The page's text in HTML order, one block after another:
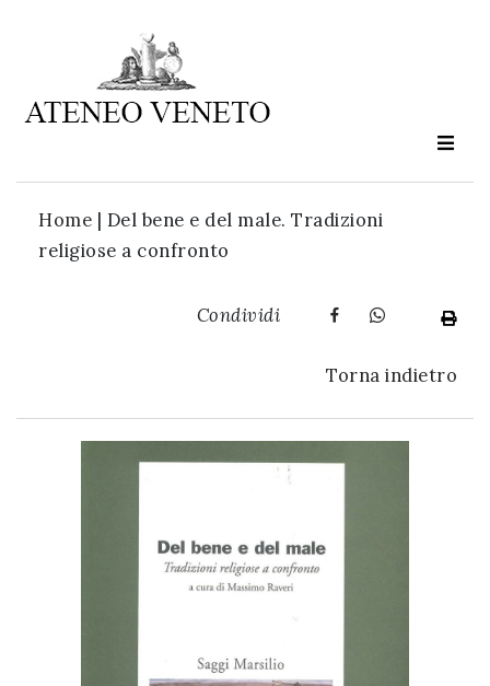
Home | Del bene e del male. Tradizioni
religiose a confronto
Condividi
Torna indietro
Ateneo
è
cultura